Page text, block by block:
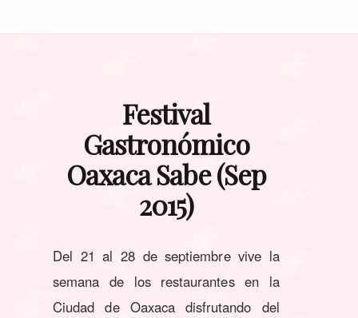
Festival
Gastronómico
Oaxaca Sabe (Sep
2015)
Del 21 al 28 de septiembre vive la
semana de los restaurantes en la
Ciudad de Oaxaca disfrutando del